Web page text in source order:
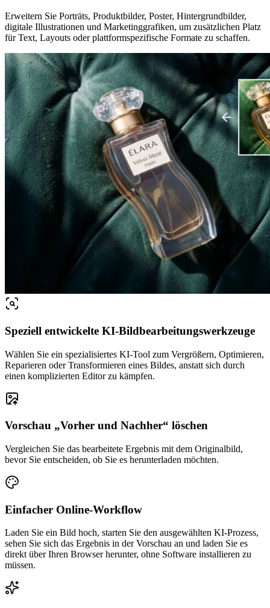
Erweitern Sie Porträts, Produktbilder, Poster, Hintergrundbilder,
digitale Illustrationen und Marketinggrafiken, um zusätzlichen Platz
für Text, Layouts oder plattformspezifische Formate zu schaffen.
Speziell entwickelte KI-Bildbearbeitungswerkzeuge
Wählen Sie ein spezialisiertes KI-Tool zum Vergrößern, Optimieren,
Reparieren oder Transformieren eines Bildes, anstatt sich durch
einen komplizierten Editor zu kämpfen.
Vorschau „Vorher und Nachher“ löschen
Vergleichen Sie das bearbeitete Ergebnis mit dem Originalbild,
bevor Sie entscheiden, ob Sie es herunterladen möchten.
Einfacher Online-Workflow
Laden Sie ein Bild hoch, starten Sie den ausgewählten KI-Prozess,
sehen Sie sich das Ergebnis in der Vorschau an und laden Sie es
direkt über Ihren Browser herunter, ohne Software installieren zu
müssen.